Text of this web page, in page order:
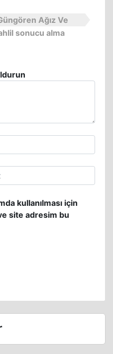
Ağız Ve
sonucu alma
kullanılması için
site adresim bu